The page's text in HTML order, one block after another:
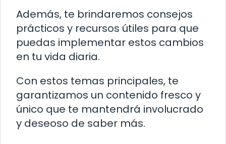
Además, te brindaremos consejos
prácticos y recursos útiles para que
puedas implementar estos cambios
en tu vida diaria.
Con estos temas principales, te
garantizamos un contenido fresco y
único que te mantendrá involucrado
y deseoso de saber más.